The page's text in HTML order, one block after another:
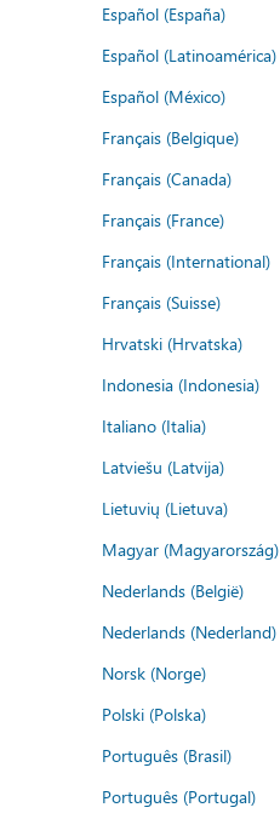
Español (España)
Español (Latinoamérica)
Español (México)
Français (Belgique)
Français (Canada)
Français (France)
Français (International)
Français (Suisse)
Hrvatski (Hrvatska)
Indonesia (Indonesia)
Italiano (Italia)
Latviešu (Latvija)
Lietuvių (Lietuva)
Magyar (Magyarország)
Nederlands (België)
Nederlands (Nederland)
Norsk (Norge)
Polski (Polska)
Português (Brasil)
Português (Portugal)